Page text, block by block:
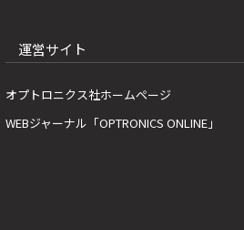
運営サイト
オプトロニクス社ホームページ
WEBジャーナル「OPTRONICS ONLINE」